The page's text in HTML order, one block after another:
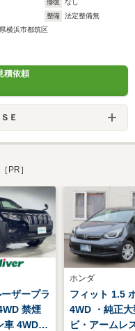
修復
なし
整備
法定整備無
横浜市都筑区
積依頼
Ｅ
［PR］
ザープラ
禁煙
車 4WD
ホンダ
フィット 1.5
4WD ・純正大
ビ・アームレ